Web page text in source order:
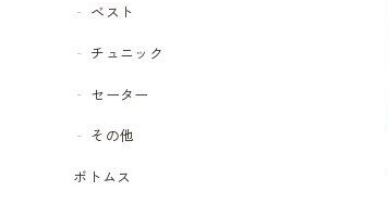
ベスト
チュニック
セーター
その他
ボトムス